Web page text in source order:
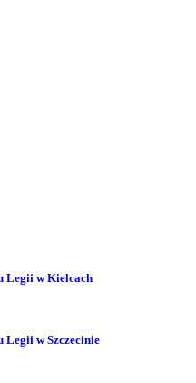
Legii w Kielcach
Legii w Szczecinie